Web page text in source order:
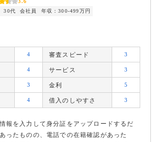
30代 会社員 年収：300-499万円
4 審査スピード 3
4 サービス 3
3 金利 5
4 借入のしやすさ 3
報を入力して身分証をアップロードするだ
ったものの、電話での在籍確認があった